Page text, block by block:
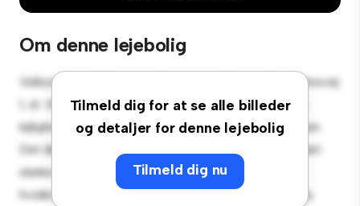
Om denne lejebolig
Tilmeld dig for at se alle billeder
og detaljer for denne lejebolig
Tilmeld dig nu
Velkommen til dit nye byferiested på Sohngårdsholmsvej
1, st. th. 9000 Aalborg! Denne moderne 2-værelses
lejlighed tilbyder et stilfuldt og hyggeligt opholdsrum.
Det åbne koncept er perfekt til at underholde, og det
slanke køkken er udstyret med de bedste hårde
hvidevarer. Med sin førsteklasses beliggenhed vil du